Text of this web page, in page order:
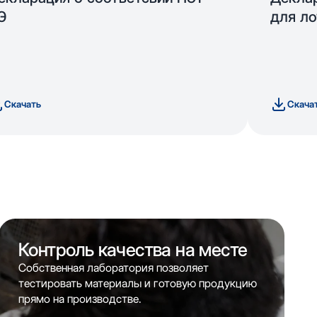
Скачать
для
Контроль качества на месте
Собственная лаборатория позволяет
тестировать материалы и готовую продукцию
прямо на производстве.